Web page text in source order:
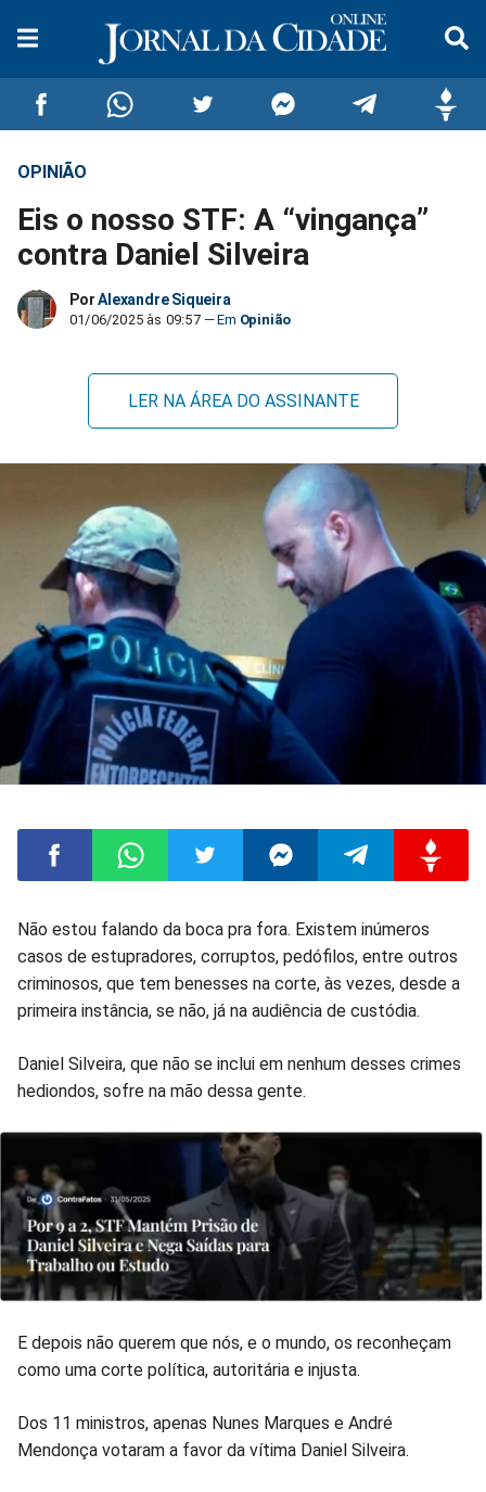
Compartilhar
no
Facebook
Compartilhar
no
Whatsapp
no
Twitter
no
no
OPINIÃO
Eis o nosso STF: A “vingança”
contra Daniel Silveira
Por Alexandre Siqueira
01/06/2025 às 09:57 Opinião
LER NA ÁREA DO ASSINANTE
Compartilhar
no
Compartilhar
no
Compartilhar
no
Compartilhar
no
Compartilhar
no
no
Não estou falando da boca pra fora. Existem inúmeros
casos de estupradores, corruptos, pedófilos, entre outros
criminosos, que tem benesses na corte, às vezes, desde a
primeira instância, se não, já na audiência de custódia.
Daniel Silveira, que não se inclui em nenhum desses crimes
hediondos, sofre na mão dessa gente.
E depois não querem que nós, e o mundo, os reconheçam
como uma corte política, autoritária e injusta.
Dos 11 ministros, apenas Nunes Marques e André
Mendonça votaram a favor da vítima Daniel Silveira.